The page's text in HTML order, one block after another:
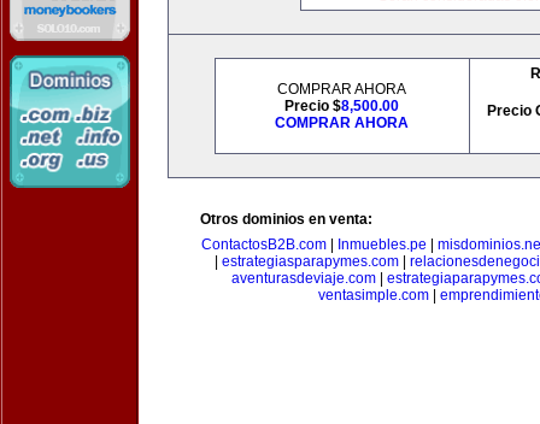
COMPRAR AHORA
Precio $8,500.00
COMPRAR AHORA
Precio
Otros dominios en venta:
ContactosB2B.com
Inmuebles.pe
estrategiasparapymes.com
aventurasdeviaje.com|
ventasimple.com|